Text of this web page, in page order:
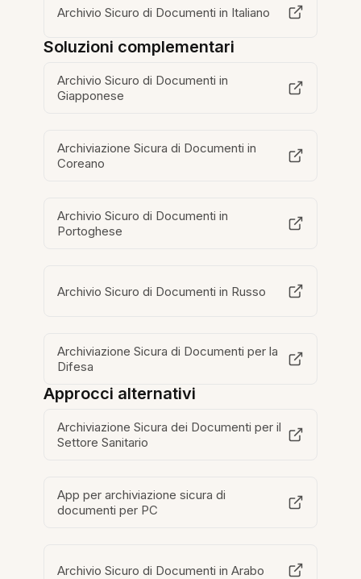
Archivio Sicuro di Documenti in Italiano
Soluzioni complementari
Archivio Sicuro di Documenti in
Giapponese
Archiviazione Sicura di Documenti in
Coreano
Archivio Sicuro di Documenti in
Portoghese
Archivio Sicuro di Documenti in Russo
Archiviazione Sicura di Documenti per la
Difesa
Approcci alternativi
Archiviazione Sicura dei Documenti per il
Settore Sanitario
App per archiviazione sicura di
documenti per PC
Archivio Sicuro di Documenti in Arabo